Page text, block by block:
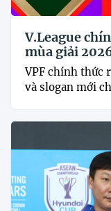
V.League
mùa giải
VPF chính thức
và slogan mới